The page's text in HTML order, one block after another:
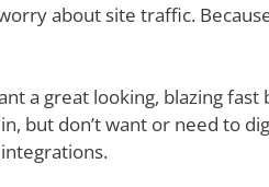
about site traffic.
a great looking, blazing fast
but don’t want or need to